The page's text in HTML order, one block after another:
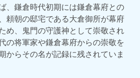
、鎌倉時代初期には鎌倉幕府との
頼朝の邸宅である大倉御所が幕府
め、鬼門の守護神として崇敬され
の将軍家や鎌倉幕府からの崇敬を
からその名が記録に残されていま